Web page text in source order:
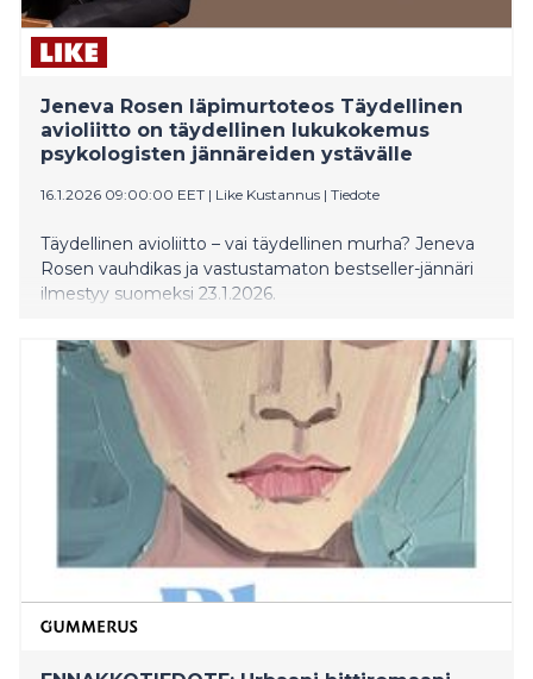
Jeneva Rosen läpimurtoteos Täydellinen
avioliitto on täydellinen lukukokemus
psykologisten jännäreiden ystävälle
16.1.2026 09:00:00 EET | Like Kustannus | Tiedote
Täydellinen avioliitto – vai täydellinen murha? Jeneva
Rosen vauhdikas ja vastustamaton bestseller-jännäri
ilmestyy suomeksi 23.1.2026.